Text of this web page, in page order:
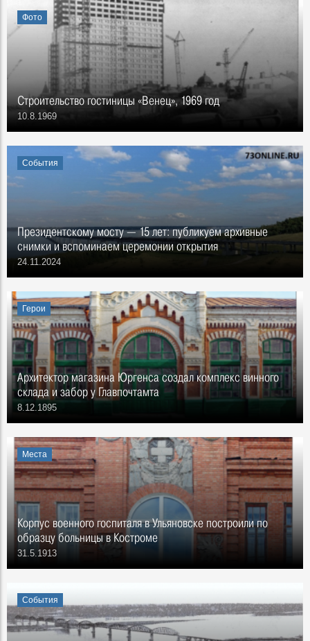
Фото
Строительство гостиницы «Венец», 1969 год
10.8.1969
События
Президентскому мосту — 15 лет: публикуем архивные
снимки и вспоминаем церемонии открытия
24.11.2024
Герои
Архитектор магазина Юргенса создал комплекс винного
склада и забор у Главпочтамта
8.12.1895
Места
Корпус военного госпиталя в Ульяновске построили по
образцу больницы в Костроме
31.5.1913
События